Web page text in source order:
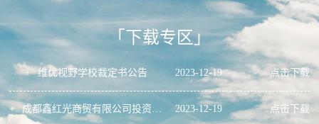
「下载专区」
+ 维优视野学校裁定书公告 2023-12-19 点击下载
+ 成都鑫红光商贸有限公司投资合同（初稿） 2023-12-19 点击下载